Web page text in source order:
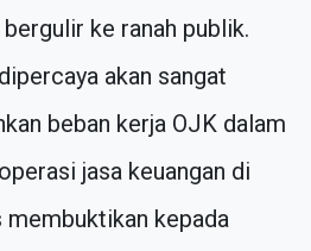
ke ranah publik.
akan sangat
beban kerja OJK dalam
jasa keuangan di
membuktikan kepada